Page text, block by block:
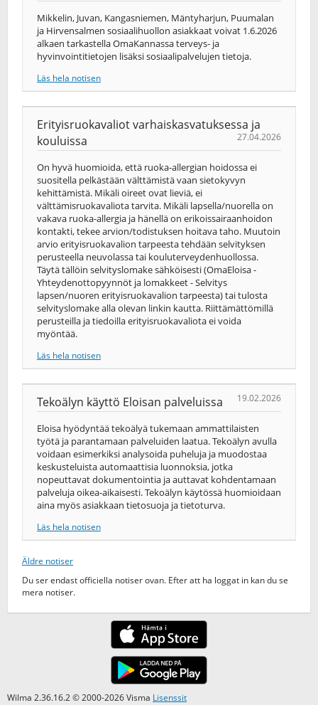
Mikkelin, Juvan, Kangasniemen, Mäntyharjun, Puumalan
ja Hirvensalmen sosiaalihuollon asiakkaat voivat 1.6.2026
alkaen tarkastella OmaKannassa terveys-​ ja
hyvinvointitietojen lisäksi sosiaalipalvelujen tietoja.
Läs hela notisen
Erityisruokavaliot varhaiskasvatuksessa ja
kouluissa
27.04.2026
On hyvä huomioida, että ruoka-allergian hoidossa ei
suositella pelkästään välttämistä vaan sietokyvyn
kehittämistä. Mikäli oireet ovat lieviä, ei
välttämisruokavaliota tarvita. Mikäli lapsella/nuorella on
vakava ruoka-allergia ja hänellä on erikoissairaanhoidon
kontakti, tekee arvion/todistuksen hoitava taho. Muutoin
arvio erityisruokavalion tarpeesta tehdään selvityksen
perusteella neuvolassa tai kouluterveydenhuollossa.
Täytä tällöin selvityslomake sähköisesti (OmaEloisa -
Yhteydenottopyynnöt ja lomakkeet - Selvitys
lapsen/nuoren erityisruokavalion tarpeesta) tai tulosta
selvityslomake alla olevan linkin kautta. Riittämättömillä
perusteilla ja tiedoilla erityisruokavaliota ei voida
myöntää.
Läs hela notisen
Tekoälyn käyttö Eloisan palveluissa 19.02.2026
Eloisa hyödyntää tekoälyä tukemaan ammattilaisten
työtä ja parantamaan palveluiden laatua. Tekoälyn avulla
voidaan esimerkiksi analysoida puheluja ja muodostaa
keskusteluista automaattisia luonnoksia, jotka
nopeuttavat dokumentointia ja auttavat kohdentamaan
palveluja oikea-​aikaisesti. Tekoälyn käytössä huomioidaan
aina myös asiakkaan tietosuoja ja tietoturva.
Läs hela notisen
Äldre notiser
Du ser endast officiella notiser ovan. Efter att ha loggat in kan du se
mera notiser.
Wilma 2.36.16.2 © 2000-2026 Visma Lisenssit